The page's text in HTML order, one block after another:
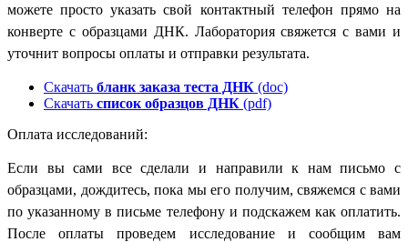
можете просто указать свой контактный телефон прямо на
конверте с образцами ДНК. Лаборатория свяжется с вами и
уточнит вопросы оплаты и отправки результата.
Скачать бланк заказа теста ДНК (doc)
Скачать список образцов ДНК (pdf)
Оплата исследований:
Если вы сами все сделали и направили к нам письмо с
образцами, дождитесь, пока мы его получим, свяжемся с вами
по указанному в письме телефону и подскажем как оплатить.
После оплаты проведем исследование и сообщим вам